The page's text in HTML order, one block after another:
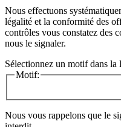
Nous effectuons
légalité et la conformité des
contrôles vous constatez des
nous le signaler.
Sélectionnez un motif dans la
Motif:
Nous vous rappelons que le